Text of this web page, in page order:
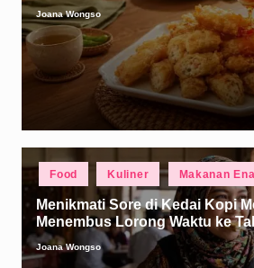
Posted
by
Joana Wongso
Posted
Food Kuliner Makanan
Menikmati Sore di Kedai Kopi
Menembus Lorong Waktu ke
Posted
Joana Wongso